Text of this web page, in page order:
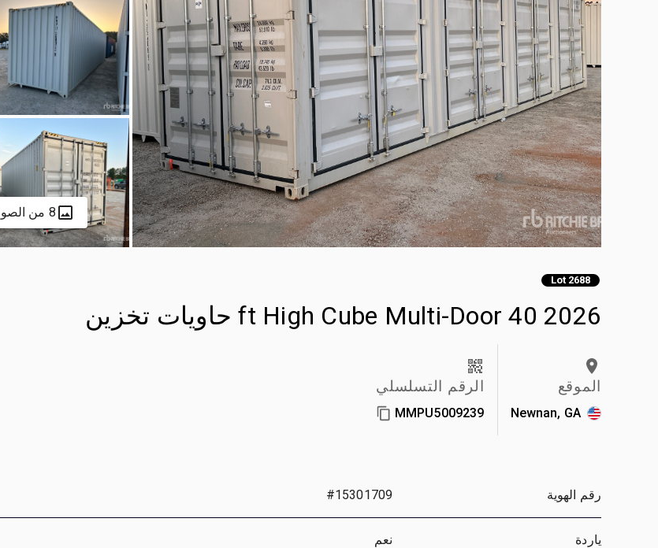
8 من الصور
Lot 2688
2026 40 ft High Cube Multi-Door حاويات تخزين
الموقع
Newnan, GA
الرقم التسلسلي
MMPU5009239
رقم الهوية #15301709
ياردة نعم